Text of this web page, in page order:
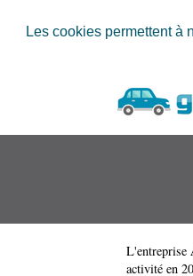
Les cookies permettent à
L'entreprise
activité en